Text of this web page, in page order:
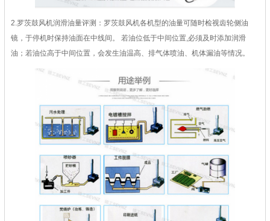
2.罗茨鼓风机润滑油量评测：罗茨鼓风机各机型的油量可随时检视齿轮侧油
镜，于停机时保持油面在中线间。 若油位低于中间位置,必须及时添加润滑
油；若油位高于中间位置，会发生油温高、排气体喷油、机体漏油等情况。